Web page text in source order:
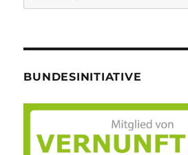
nach:
BUNDESINITIATIVE